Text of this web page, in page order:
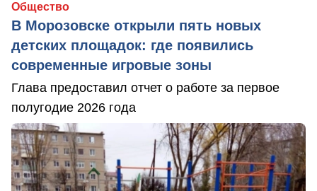
Общество
В Морозовске открыли пять новых
детских площадок: где появились
современные игровые зоны
Глава предоставил отчет о работе за первое
полугодие 2026 года